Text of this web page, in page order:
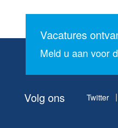
Vacatures
Meld u aan voor
Volg ons Twitter